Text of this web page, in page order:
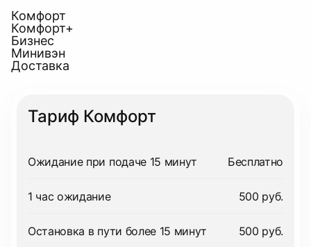
Комфорт
Комфорт+
Бизнес
Минивэн
Доставка
Тариф Комфорт
Ожидание при подаче 15 минут Бесплатно
1 час ожидание 500 руб.
Остановка в пути более 15 минут 500 руб.